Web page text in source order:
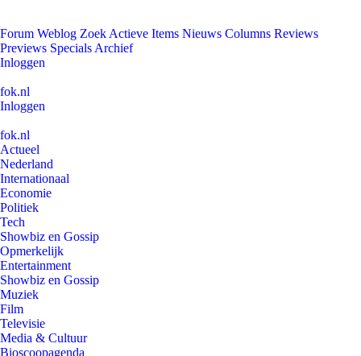
Forum Weblog Zoek Actieve Items Nieuws Columns Reviews
Previews Specials Archief
Inloggen
fok.nl
Inloggen
fok.nl
Actueel
Nederland
Internationaal
Economie
Politiek
Tech
Showbiz en Gossip
Opmerkelijk
Entertainment
Showbiz en Gossip
Muziek
Film
Televisie
Media & Cultuur
Bioscoopagenda